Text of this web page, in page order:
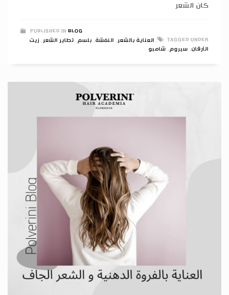
كان الشعر
PUBLISHED IN BLOG
TAGGED UNDER:
العناية بالشعر, النفشة, بلسم, تطاير الشعر, زيت
الأرقان, سيروم, شامبو